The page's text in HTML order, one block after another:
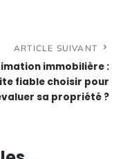
ARTICLE SUIVANT
immobilière :
fiable choisir pour
sa propriété ?